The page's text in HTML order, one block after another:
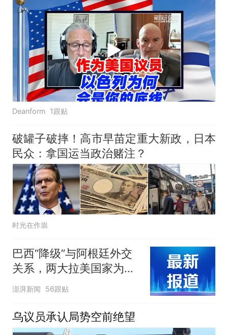
Deanform 1跟贴
破罐子破摔！高市早苗定重大新政，日本
民众：拿国运当政治赌注？
时光在作祟
巴西“降级”与阿根廷外交
关系，两大拉美国家为何
渐行渐远？
澎湃新闻 56跟贴
乌议员承认局势空前绝望